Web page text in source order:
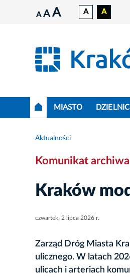
A A A A A
MIASTO
Aktualności
Komunikat
Kraków
czwartek, 2 lipca 2026 r.
Zarząd Dróg Miasta
ulicznego. W latach
ulicach i arteriach